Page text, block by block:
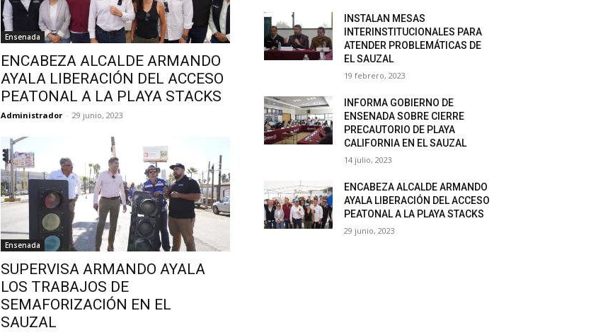
Ensenada
ENCABEZA ALCALDE ARMANDO
AYALA LIBERACIÓN DEL ACCESO
PEATONAL A LA PLAYA STACKS
Administrador - 29 junio, 2023
Ensenada
SUPERVISA ARMANDO AYALA
LOS TRABAJOS DE
SEMAFORIZACIÓN EN EL
SAUZAL
INSTALAN MESAS
INTERINSTITUCIONALES PARA
ATENDER PROBLEMÁTICAS DE
EL SAUZAL
19 febrero, 2023
INFORMA GOBIERNO DE
ENSENADA SOBRE CIERRE
PRECAUTORIO DE PLAYA
CALIFORNIA EN EL SAUZAL
14 julio, 2023
ENCABEZA ALCALDE ARMANDO
AYALA LIBERACIÓN DEL ACCESO
PEATONAL A LA PLAYA STACKS
29 junio, 2023